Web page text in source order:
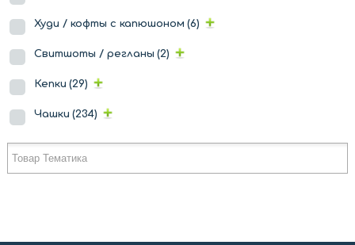
Худи / кофты с капюшоном (6)
Свитшоты / регланы (2)
Кепки (29)
Чашки (234)